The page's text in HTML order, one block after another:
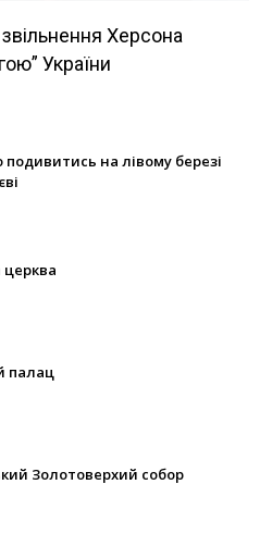
Херсона
України
подивитись на лівому березі
церква
палац
Золотоверхий собор